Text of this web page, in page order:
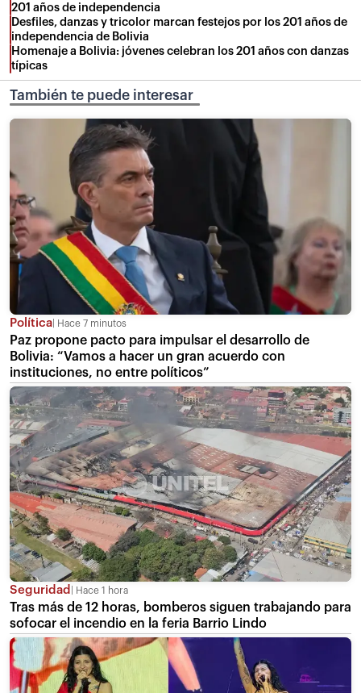
201 años de independencia
Desfiles, danzas y tricolor marcan festejos por los 201 años de
independencia de Bolivia
Homenaje a Bolivia: jóvenes celebran los 201 años con danzas
típicas
También te puede interesar
Política Hace 7 minutos
Paz propone pacto para impulsar el desarrollo de
Bolivia: “Vamos a hacer un gran acuerdo con
instituciones, no entre políticos”
Seguridad Hace 1 hora
Tras más de 12 horas, bomberos siguen trabajando para
sofocar el incendio en la feria Barrio Lindo